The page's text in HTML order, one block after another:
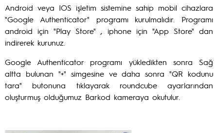
Android veya IOS işletim sistemine sahip mobil cihazlara
"Google Authenticator" programı kurulmalıdır. Programı
android için "Play Store" , iphone için "App Store" dan
indirerek kurunuz.
Google Authenticator programı yükledikten sonra Sağ
altta bulunan "+" simgesine ve daha sonra "QR kodunu
tara" butonuna tıklayarak roundcube ayarlarından
oluşturmuş olduğumuz Barkod kameraya okutulur.